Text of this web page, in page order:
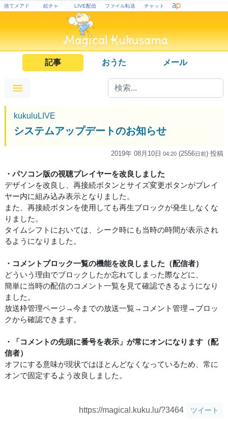
捨てメアド 絵チャ LIVE配信 ファイル転送 チャット
記事 おうた メール
kukuluLIVE
システムアップデートのお知らせ
2019年 08月10日 04:20 (2556日前) 投稿
・パソコン版の視聴プレイヤーを改良しました
デザインを改良し、再接続ボタンとサイズ変更ボタンがプレイ
ヤー内に組み込み表示となりました。
また、再接続ボタンを使用しても再生ブロックが発生しなくな
りました。
タイムシフトにおいては、シーク時にも当時の時間が表示され
るようになりました。
・コメントブロック一覧の機能を改良しました（配信者）
どういう理由でブロックしたか忘れてしまった際などに、
簡単に当時の配信のコメント一覧を見て確認できるようになり
ました。
放送枠管理ページ→今までの放送一覧→コメント管理→ブロッ
クから確認できます。
・「コメントの先頭に番号を表示」が常にオンになります（配
信者）
オフにする意味が現状ではほとんどなくなっているため、常に
オンで固定するよう改良しました。
https://magical.kuku.lu/?3464 ツイート